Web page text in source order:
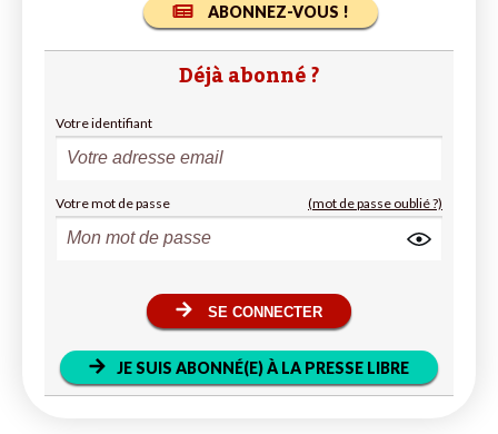
ABONNEZ-VOUS !
Déjà abonné ?
Votre identifiant
Votre mot de passe (mot de passe oublié ?)
SE CONNECTER
JE SUIS ABONNÉ(E) À LA PRESSE LIBRE